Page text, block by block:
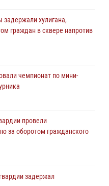
хулигана,
граждан в сквере напротив
чемпионат по мини-
провели
за оборотом гражданского
задержал